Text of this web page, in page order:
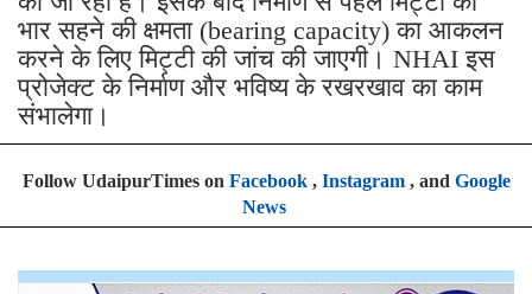
भार सहने की क्षमता (bearing capacity) का आकलन
करने के लिए मिट्टी की जांच की जाएगी। NHAI इस
प्रोजेक्ट के निर्माण और भविष्य के रखरखाव का काम
संभालेगा।
Follow UdaipurTimes on Facebook, Instagram, and Google
News